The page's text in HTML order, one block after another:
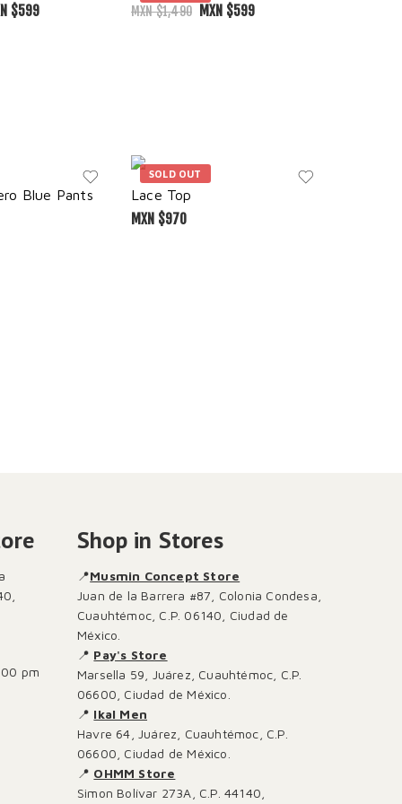
$599 MXN $1,490 MXN $599
Blue Pants
SOLD OUT
Lace Top
MXN $970
pm
Shop in Stores
📍Musmin Concept Store
Juan de la Barrera #87, Colonia Condesa,
Cuauhtémoc, C.P. 06140, Ciudad de
México.
📍 Pay's Store
Marsella 59, Juárez, Cuauhtémoc, C.P.
06600, Ciudad de México.
📍 Ikal Men
Havre 64, Juárez, Cuauhtémoc, C.P.
06600, Ciudad de México.
📍 OHMM Store
Simon Bolívar 273A, C.P. 44140,